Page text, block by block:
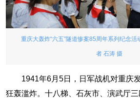
重庆大轰炸“六五”隧道惨案85周年系列纪念
者 石涛 摄
1941年6月5日，日军战机对重庆
狂轰滥炸。十八梯、石灰市、演武厅